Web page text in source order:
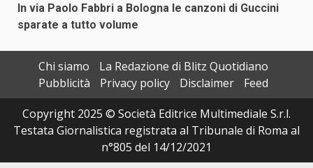
In via Paolo Fabbri a Bologna le canzoni di Guccini
sparate a tutto volume
Chi siamo
La Redazione di Blitz Quotidiano
Pubblicità
Privacy policy Disclaimer
Feed
Copyright 2025 © Società Editrice Multimediale S.r.l.
Testata Giornalistica registrata al Tribunale di Roma al
n°805 del 14/12/2021